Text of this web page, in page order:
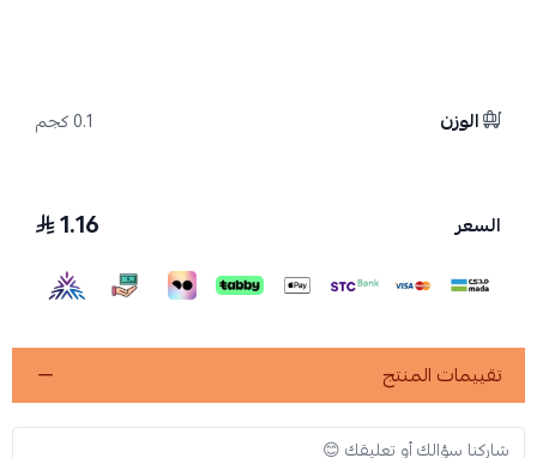
الوزن 0.1 كجم
السعر 1.16
تقييمات المنتج